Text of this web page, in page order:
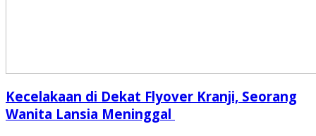
Kecelakaan di Dekat Flyover Kranji, Seorang
Wanita Lansia Meninggal